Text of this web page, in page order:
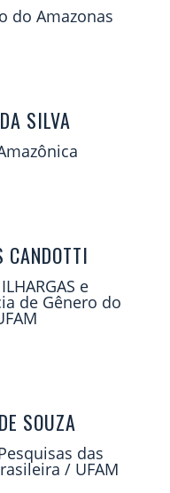
do Amazonas
SILVA
CANDOTTI
e
de Gênero do
SOUZA
das
/ UFAM